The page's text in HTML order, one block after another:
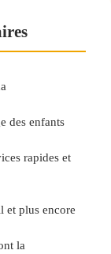
des enfants
rapides et
et plus encore
la